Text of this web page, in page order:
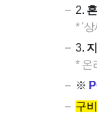
2.
* '
3.
* 온
※
구